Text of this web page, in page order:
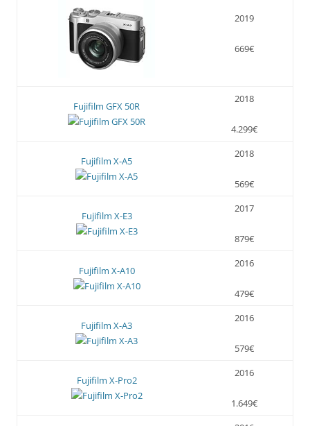
2019
669€
Fujifilm GFX 50R
2018
4.299€
Fujifilm X-A5
2018
569€
Fujifilm X-E3
2017
879€
Fujifilm X-A10
2016
479€
Fujifilm X-A3
2016
579€
Fujifilm X-Pro2
2016
1.649€